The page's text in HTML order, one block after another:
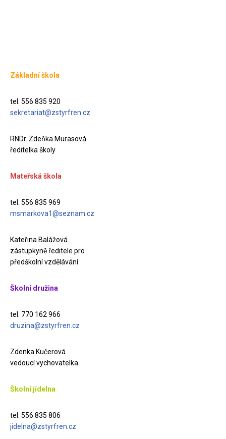
Základní škola
tel. 556 835 920
sekretariat@zstyrfren.cz
RNDr. Zdeňka Murasová
ředitelka školy
Mateřská škola
tel. 556 835 969
msmarkova1@seznam.cz
Kateřina Balážová
zástupkyně ředitele pro
předškolní vzdělávání
Školní družina
tel. 770 162 966
druzina@zstyrfren.cz
Zdenka Kučerová
vedoucí vychovatelka
Školní jídelna
tel. 556 835 806
jidelna@zstyrfren.cz